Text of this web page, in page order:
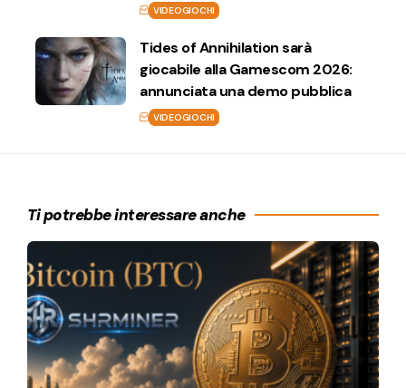
VIDEOGIOCHI
Tides of Annihilation sarà
giocabile alla Gamescom 2026:
annunciata una demo pubblica
VIDEOGIOCHI
Ti potrebbe interessare anche